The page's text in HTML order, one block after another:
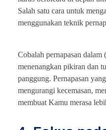
Salah satu cara untuk
menggunakan teknik
Cobalah pernapasan
menenangkan pikiran dan
panggung. Pernapasan
mengurangi kecemasan,
membuat Kamu merasa